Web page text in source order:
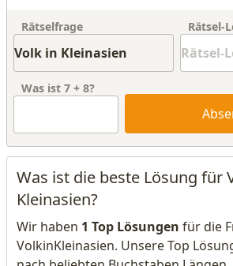
Rätselfrage Rätsel-
Was ist 7 + 8?
Was ist die beste Lösung für
Kleinasien?
Wir haben 1 Top Lösungen für die
VolkinKleinasien. Unsere Top